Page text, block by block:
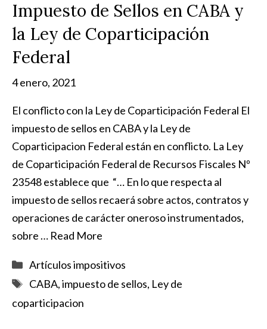
Impuesto de Sellos en CABA y
la Ley de Coparticipación
Federal
4 enero, 2021
El conflicto con la Ley de Coparticipación Federal El
impuesto de sellos en CABA y la Ley de
Coparticipacion Federal están en conflicto. La Ley
de Coparticipación Federal de Recursos Fiscales Nº
23548 establece que “… En lo que respecta al
impuesto de sellos recaerá sobre actos, contratos y
operaciones de carácter oneroso instrumentados,
sobre … Read More
Categorías
Artículos impositivos
Etiquetas
CABA,impuesto de sellos, Ley de
coparticipacion